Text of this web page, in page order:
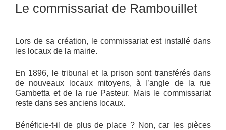
Le commissariat de Rambouillet
Lors de sa création, le commissariat est installé dans
les locaux de la mairie.
En 1896, le tribunal et la prison sont transférés dans
de nouveaux locaux mitoyens, à l’angle de la rue
Gambetta et de la rue Pasteur. Mais le commissariat
reste dans ses anciens locaux.
Bénéficie-t-il de plus de place ? Non, car les pièces